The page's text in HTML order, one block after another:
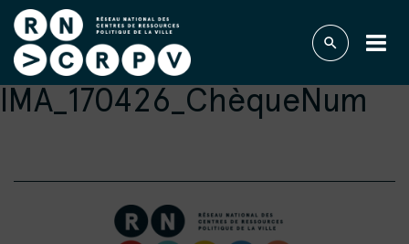
IMA_170426_ChèqueNum